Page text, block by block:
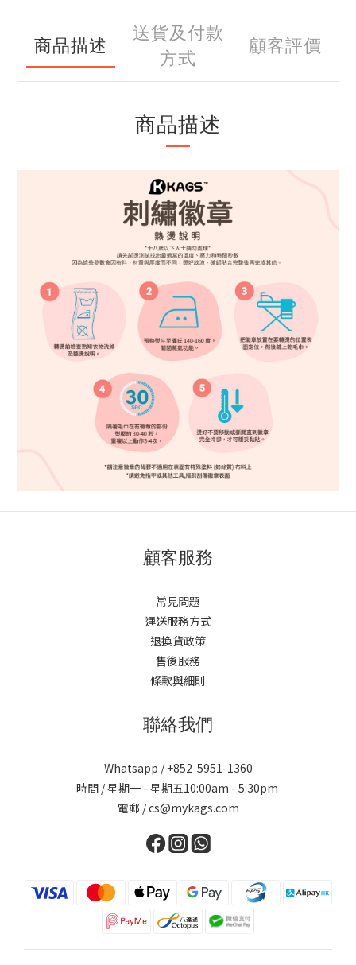
商品描述
送貨及付款
方式
顧客評價
商品描述
顧客服務
常見問題
運送服務方式
退換貨政策
售後服務
條款與細則
聯絡我們
Whatsapp / +852 5951-1360
時間 / 星期一 - 星期五10:00am - 5:30pm
電郵 / cs@mykags.com